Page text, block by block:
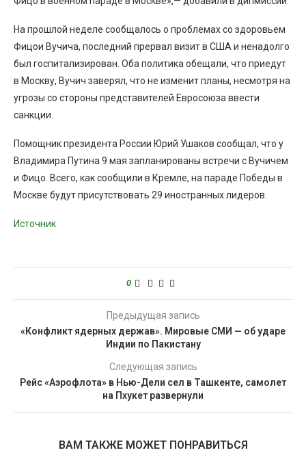
На прошлой неделе сообщалось о проблемах со здоровьем
Фицои Вучича, последний прервал визит в США и ненадолго
был госпитализирован. Оба политика обещали, что приедут
в Москву, Вучич заверял, что не изменит планы, несмотря на
угрозы со стороны представителей Евросоюза ввести
санкции.
Помощник президента России Юрий Ушаков сообщал, что у
Владимира Путина 9 мая запланированы встречи с Вучичем
и Фицо. Всего, как сообщили в Кремле, на параде Победы в
Москве будут присутствовать 29 иностранных лидеров.
Источник
0
Предыдущая запись
«Конфликт ядерных держав». Мировые СМИ — об ударе
Индии по Пакистану
Следующая запись
Рейс «Аэрофлота» в Нью-Дели сел в Ташкенте, самолет
на Пхукет развернули
ВАМ ТАКЖЕ МОЖЕТ ПОНРАВИТЬСЯ